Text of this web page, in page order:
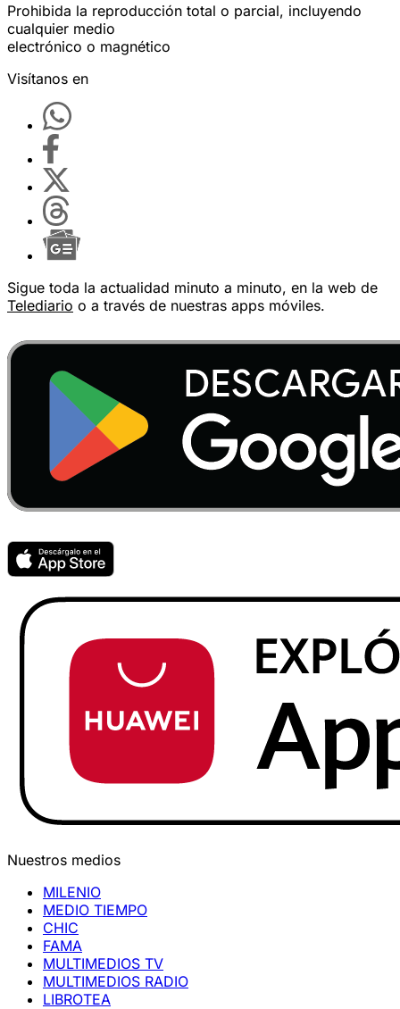
Prohibida la reproducción total o parcial, incluyendo
cualquier medio
electrónico o magnético
Visítanos en
Sigue toda la actualidad minuto a minuto, en la web de
Telediario o a través de nuestras apps móviles.
Nuestros medios
MILENIO
MEDIO TIEMPO
CHIC
FAMA
MULTIMEDIOS TV
MULTIMEDIOS RADIO
LIBROTEA